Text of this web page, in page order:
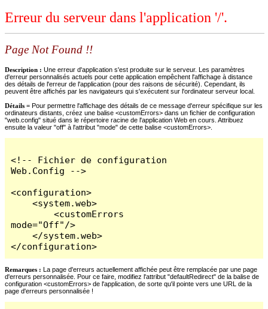
Erreur du serveur dans l'application '/'.
Page Not Found !!
Description : Une erreur d'application s'est produite sur le serveur. Les paramètres
d'erreur personnalisés actuels pour cette application empêchent l'affichage à distance
des détails de l'erreur de l'application (pour des raisons de sécurité). Cependant, ils
peuvent être affichés par les navigateurs qui s'exécutent sur l'ordinateur serveur local.
Détails = Pour permettre l'affichage des détails de ce message d'erreur spécifique sur les
ordinateurs distants, créez une balise <customErrors> dans un fichier de configuration
"web.config" situé dans le répertoire racine de l'application Web en cours. Attribuez
ensuite la valeur "off" à l'attribut "mode" de cette balise <customErrors>.
<!-- Fichier de configuration
Web.Config -->
<configuration>
    <system.web>
        <customErrors
mode="Off"/>
    </system.web>
</configuration>
Remarques : La page d'erreurs actuellement affichée peut être remplacée par une page
d'erreurs personnalisée. Pour ce faire, modifiez l'attribut "defaultRedirect" de la balise de
configuration <customErrors> de l'application, de sorte qu'il pointe vers une URL de la
page d'erreurs personnalisée !